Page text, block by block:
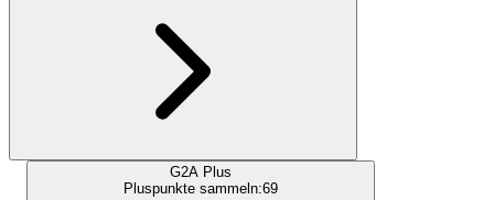
G2A Plus
Pluspunkte sammeln:69